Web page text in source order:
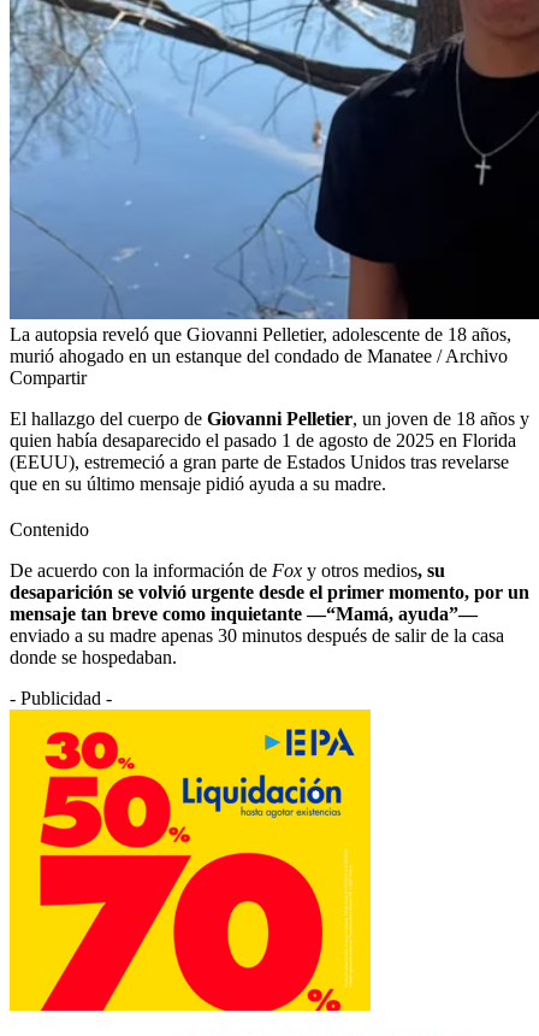
La autopsia reveló que Giovanni Pelletier, adolescente de 18 años,
murió ahogado en un estanque del condado de Manatee / Archivo
Compartir
El hallazgo del cuerpo de Giovanni Pelletier, un joven de 18 años y
quien había desaparecido el pasado 1 de agosto de 2025 en Florida
(EEUU), estremeció a gran parte de Estados Unidos tras revelarse
que en su último mensaje pidió ayuda a su madre.
Contenido
De acuerdo con la información de Fox y otros medios, su
desaparición se volvió urgente desde el primer momento, por un
mensaje tan breve como inquietante —“Mamá, ayuda”—
enviado a su madre apenas 30 minutos después de salir de la casa
donde se hospedaban.
- Publicidad -